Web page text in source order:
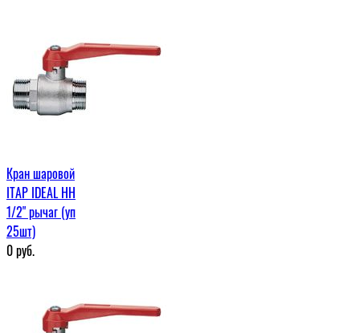
Кран шаровой
ITAP IDEAL НН
1/2" рычаг (уп
25шт)
0руб.